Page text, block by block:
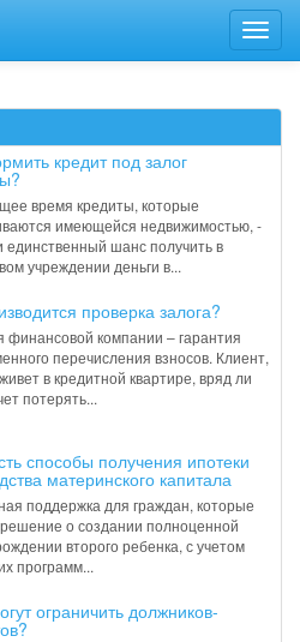
кредит под залог
время кредиты, которые
имеющейся недвижимостью, -
единственный шанс получить в
учреждении деньги в...
проверка залога?
финансовой компании – гарантия
перечисления взносов. Клиент,
в кредитной квартире, вряд ли
потерять...
способы получения ипотеки
материнского капитала
поддержка для граждан, которые
о создании полноценной
второго ребенка, с учетом
программ...
ограничить должников-